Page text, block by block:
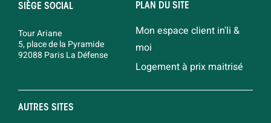
SIÈGE SOCIAL
Tour Ariane
5, place de la Pyramide
92088 Paris La Défense
PLAN DU SITE
Mon espace client in'li &
moi
Logement à prix maitrisé
AUTRES SITES